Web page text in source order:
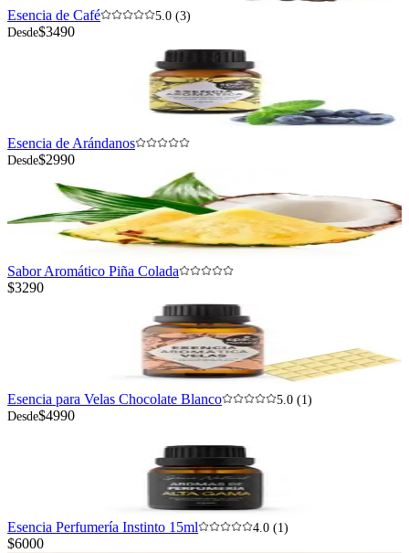
Esencia de Café
5.0 (3)
Desde$3490
Esencia de Arándanos
Desde$2990
Sabor Aromático Piña Colada
$3290
Esencia para Velas Chocolate Blanco
5.0 (1)
Desde$4990
Esencia Perfumería Instinto 15ml 4.0 (1)
$6000